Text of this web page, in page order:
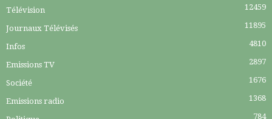
Télévision 12459
Journaux Télévisés 11895
Infos 4810
Emissions TV 2897
Société 1676
Emissions radio 1368
784